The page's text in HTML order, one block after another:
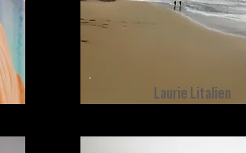
Laurie Litalien